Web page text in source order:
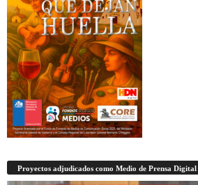
Proyectos adjudicados como Medio de Prensa Digital